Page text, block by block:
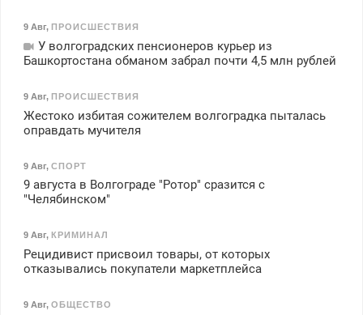
9 Авг, ПРОИСШЕСТВИЯ
У волгоградских пенсионеров курьер из
Башкортостана обманом забрал почти 4,5 млн рублей
9 Авг, ПРОИСШЕСТВИЯ
Жестоко избитая сожителем волгоградка пыталась
оправдать мучителя
9 Авг, СПОРТ
9 августа в Волгограде "Ротор" сразится с
"Челябинском"
9 Авг, КРИМИНАЛ
Рецидивист присвоил товары, от которых
отказывались покупатели маркетплейса
9 Авг, ОБЩЕСТВО